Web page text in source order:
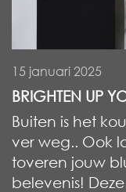
15 januari 2025
BRIGHTEN UP
Buiten is het
ver weg.. Ook
toveren jouw
belevenis!